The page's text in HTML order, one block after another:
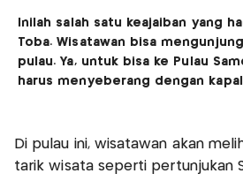
Inilah salah satu keajaiban yang
Toba. Wisatawan bisa
pulau. Ya, untuk bisa ke Pulau
harus menyeberang dengan
Di pulau ini, wisatawan akan
tarik wisata seperti pertunjukan